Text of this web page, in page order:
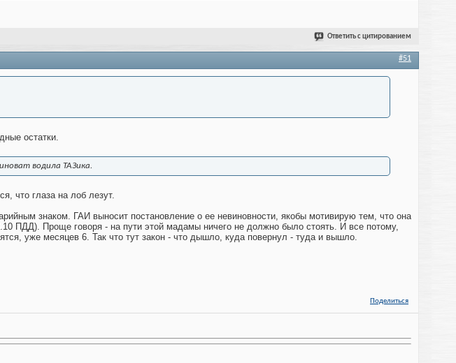
Ответить с цитированием
#51
остатки.
водила ТАЗика.
что глаза на лоб лезут.
знаком. ГАИ выносит постановление о ее невиновности, якобы мотивирую тем, что она
ПДД). Проще говоря - на пути этой мадамы ничего не должно было стоять. И все потому,
уже месяцев 6. Так что тут закон - что дышло, куда повернул - туда и вышло.
Поделиться